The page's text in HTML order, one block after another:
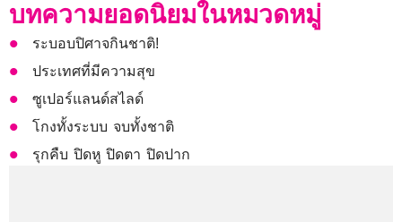
บทความยอดนิยมในหมวดหมู่
ระบอบปิศาจกินชาติ!
ประเทศที่มีความสุข
ซูเปอร์แลนด์สไลด์
โกงทั้งระบบ จบทั้งชาติ
รุกคืบ ปิดหู ปิดตา ปิดปาก